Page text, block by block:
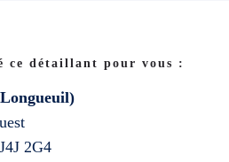
ce détaillant pour vous :
J4J 2G4